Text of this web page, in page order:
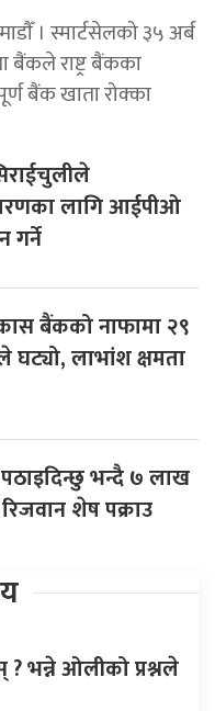
। स्मार्टसेलको ३५ अर्ब
बैंकले राष्ट्र बैंकका
बैंक खाता रोक्का
लागि आईपीओ
गर्ने
बैंकको नाफामा २९
घट्यो, लाभांश क्षमता
भन्दै ७ लाख
शेष पक्राउ
? भन्ने ओलीको प्रश्नले